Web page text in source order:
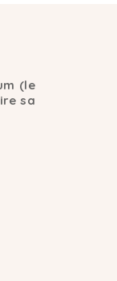
(le
sa